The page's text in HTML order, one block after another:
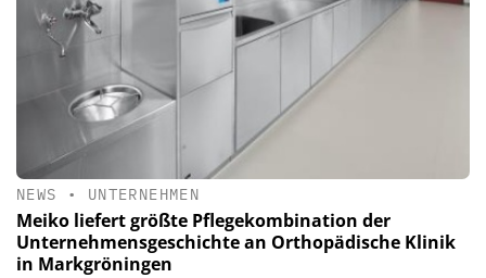
NEWS • UNTERNEHMEN
Meiko liefert größte Pflegekombination der
Unternehmensgeschichte an Orthopädische Klinik
in Markgröningen